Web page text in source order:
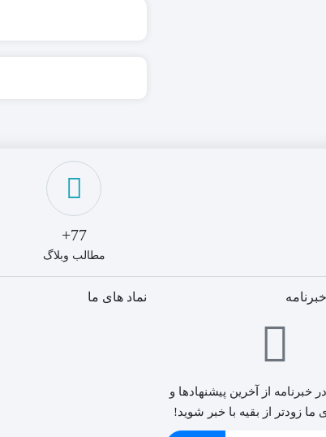
77+
مطالب وبلاگ
خبرنامه از آخرین پیشنهادها و
زودتر از بقیه با خبر شوید!
نماد های ما